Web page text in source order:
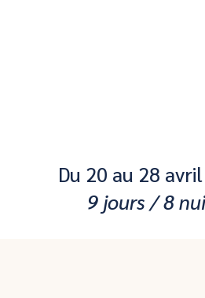
Du 20 au 28
9 jours / 8